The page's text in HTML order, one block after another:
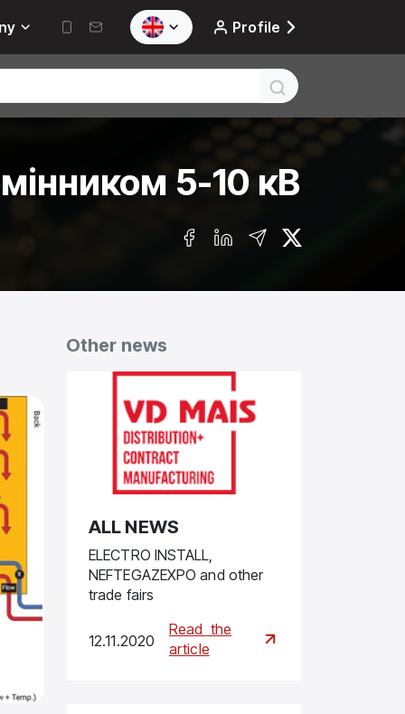
Profile
5-10 кВ
Other news
ALL NEWS
ELECTRO INSTALL,
NEFTEGAZEXPO and other
trade fairs
12.11.2020
Read the
article